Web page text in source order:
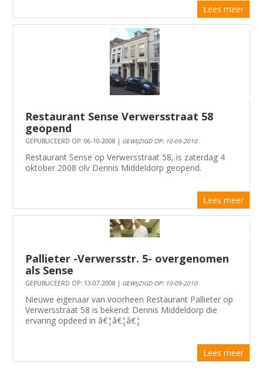
Lees meer
Restaurant Sense Verwersstraat 58
geopend
GEPUBLICEERD OP: 06-10-2008 | GEWIJZIGD OP: 10-09-2010
Restaurant Sense op Verwersstraat 58, is zaterdag 4
oktober 2008 olv Dennis Middeldorp geopend.
Lees meer
Pallieter -Verwersstr. 5- overgenomen
als Sense
GEPUBLICEERD OP: 13-07-2008 | GEWIJZIGD OP: 10-09-2010
Nieuwe eigenaar van voorheen Restaurant Pallieter op
Verwersstraat 58 is bekend: Dennis Middeldorp die
ervaring opdeed in â€¦â€¦â€¦
Lees meer